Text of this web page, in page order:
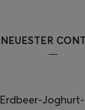
NEUESTER
Erdbeer-